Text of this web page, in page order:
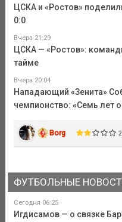
ЦСКА и «Ростов»
0:0
Вчера 21:29
ЦСКА — «Ростов»:
тайме
Вчера 20:04
Нападающий «Зенита»
чемпионство: «Семь лет
Borg
ФУТБОЛЬНЫЕ
Сегодня 06:25
Игдисамов — о связке